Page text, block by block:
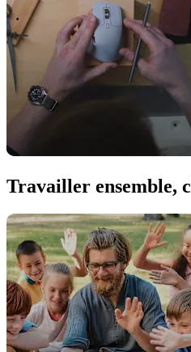
Travailler ensemble,